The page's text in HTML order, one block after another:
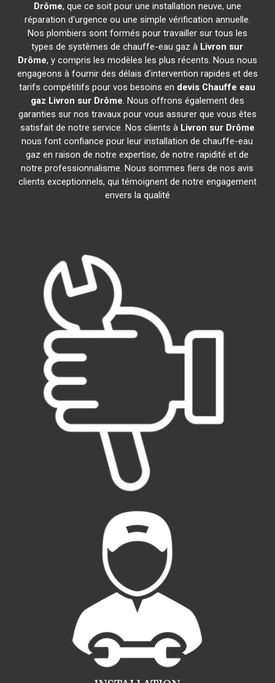
Drôme, que ce soit pour une installation neuve, une
réparation d'urgence ou une simple vérification annuelle.
Nos plombiers sont formés pour travailler sur tous les
types de systèmes de chauffe-eau gaz à Livron sur
Drôme, y compris les modèles les plus récents. Nous nous
engageons à fournir des délais d'intervention rapides et des
tarifs compétitifs pour vos besoins en devis Chauffe eau
gaz Livron sur Drôme. Nous offrons également des
garanties sur nos travaux pour vous assurer que vous êtes
satisfait de notre service. Nos clients à Livron sur Drôme
nous font confiance pour leur installation de chauffe-eau
gaz en raison de notre expertise, de notre rapidité et de
notre professionnalisme. Nous sommes fiers de nos avis
clients exceptionnels, qui témoignent de notre engagement
envers la qualité